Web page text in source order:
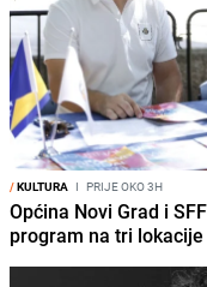
/KULTURA I PRIJE OKO 3H
Općina Novi Grad i
program na tri lokacije